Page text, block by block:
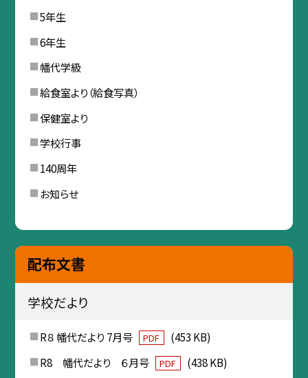
5年生
6年生
幡代学級
給食室より（給食写真）
保健室より
学校行事
140周年
お知らせ
配布文書
学校だより
R８ 幡代だより 7月号 PDF
(453 KB)
R8 幡代だより ６月号
PDF
(438 KB)